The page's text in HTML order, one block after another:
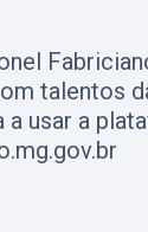
talentos
a usar a